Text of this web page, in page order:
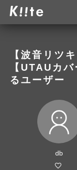
【波音リツ
【UTAUカ
るユーザー
db